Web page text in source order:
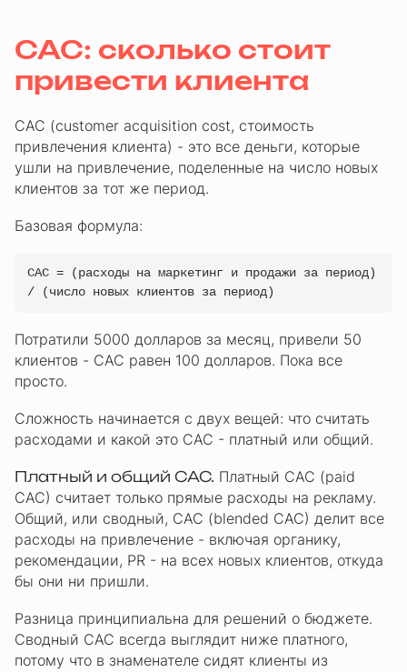
CAC: сколько стоит
привести клиента
CAC (customer acquisition cost, стоимость
привлечения клиента) - это все деньги, которые
ушли на привлечение, поделенные на число новых
клиентов за тот же период.
Базовая формула:
CAC = (расходы на маркетинг и продажи за период)
/ (число новых клиентов за период)
Потратили 5000 долларов за месяц, привели 50
клиентов - CAC равен 100 долларов. Пока все
просто.
Сложность начинается с двух вещей: что считать
расходами и какой это CAC - платный или общий.
Платный и общий CAC. Платный CAC (paid
CAC) считает только прямые расходы на рекламу.
Общий, или сводный, CAC (blended CAC) делит все
расходы на привлечение - включая органику,
рекомендации, PR - на всех новых клиентов, откуда
бы они ни пришли.
Разница принципиальна для решений о бюджете.
Сводный CAC всегда выглядит ниже платного,
потому что в знаменателе сидят клиенты из